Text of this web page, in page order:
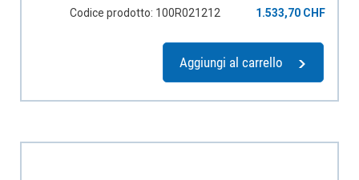
Codice prodotto: 100R021212 1.533,70 CHF
Aggiungi al carrello